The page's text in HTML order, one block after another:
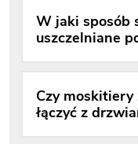
W jaki sposób
uszczelniane
Czy
łączyć z